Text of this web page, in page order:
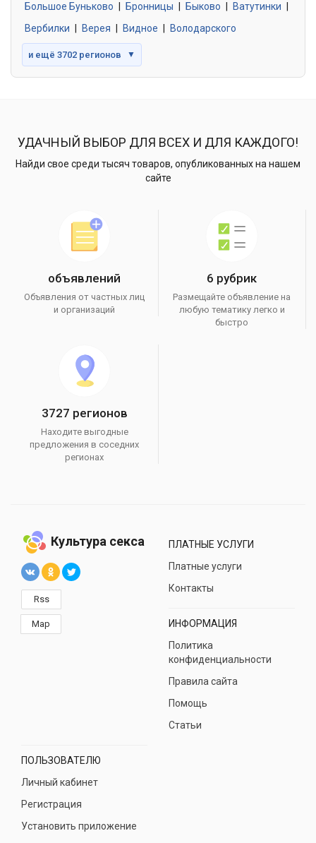
Большое Буньково
Бронницы Быково Ватутинки
Вербилки
Верея Видное Володарского
и ещё 3702 регионов ▼
УДАЧНЫЙ ВЫБОР ДЛЯ ВСЕХ И ДЛЯ КАЖДОГО!
Найди свое среди тысяч товаров, опубликованных на нашем
сайте
объявлений
Объявления от частных лиц
и организаций
6 рубрик
Размещайте объявление на
любую тематику легко и
быстро
3727 регионов
Находите выгодные
предложения в соседних
регионах
Культура секса
Rss
Map
ПЛАТНЫЕ УСЛУГИ
Платные услуги
Контакты
ИНФОРМАЦИЯ
Политика
конфиденциальности
Правила сайта
Помощь
Статьи
ПОЛЬЗОВАТЕЛЮ
Личный кабинет
Регистрация
Установить приложение